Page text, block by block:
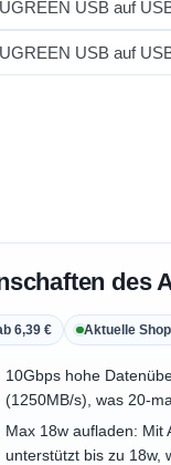
des
6,39 € Aktuelle
10Gbps hohe
(1250MB/s), was 20-
Max 18w aufladen: Mit
unterstützt bis zu 18w,